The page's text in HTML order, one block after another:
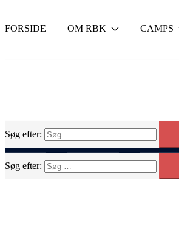
FORSIDE OM RBK CAMPS
Søg efter:
FORSIDE OM RBK
Søg efter: